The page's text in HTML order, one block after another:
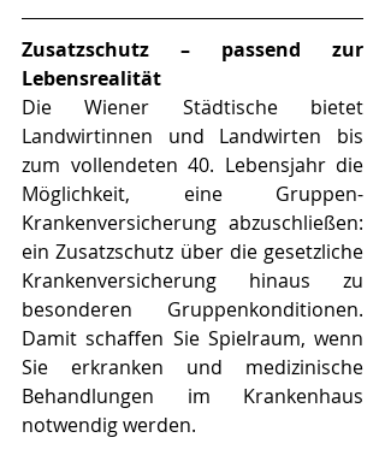
Zusatzschutz – passend zur
Lebensrealität
Die Wiener Städtische bietet
Landwirtinnen und Landwirten bis
zum vollendeten 40. Lebensjahr die
Möglichkeit, eine Gruppen-
Krankenversicherung abzuschließen:
ein Zusatzschutz über die gesetzliche
Krankenversicherung hinaus zu
besonderen Gruppenkonditionen.
Damit schaffen Sie Spielraum, wenn
Sie erkranken und medizinische
Behandlungen im Krankenhaus
notwendig werden.